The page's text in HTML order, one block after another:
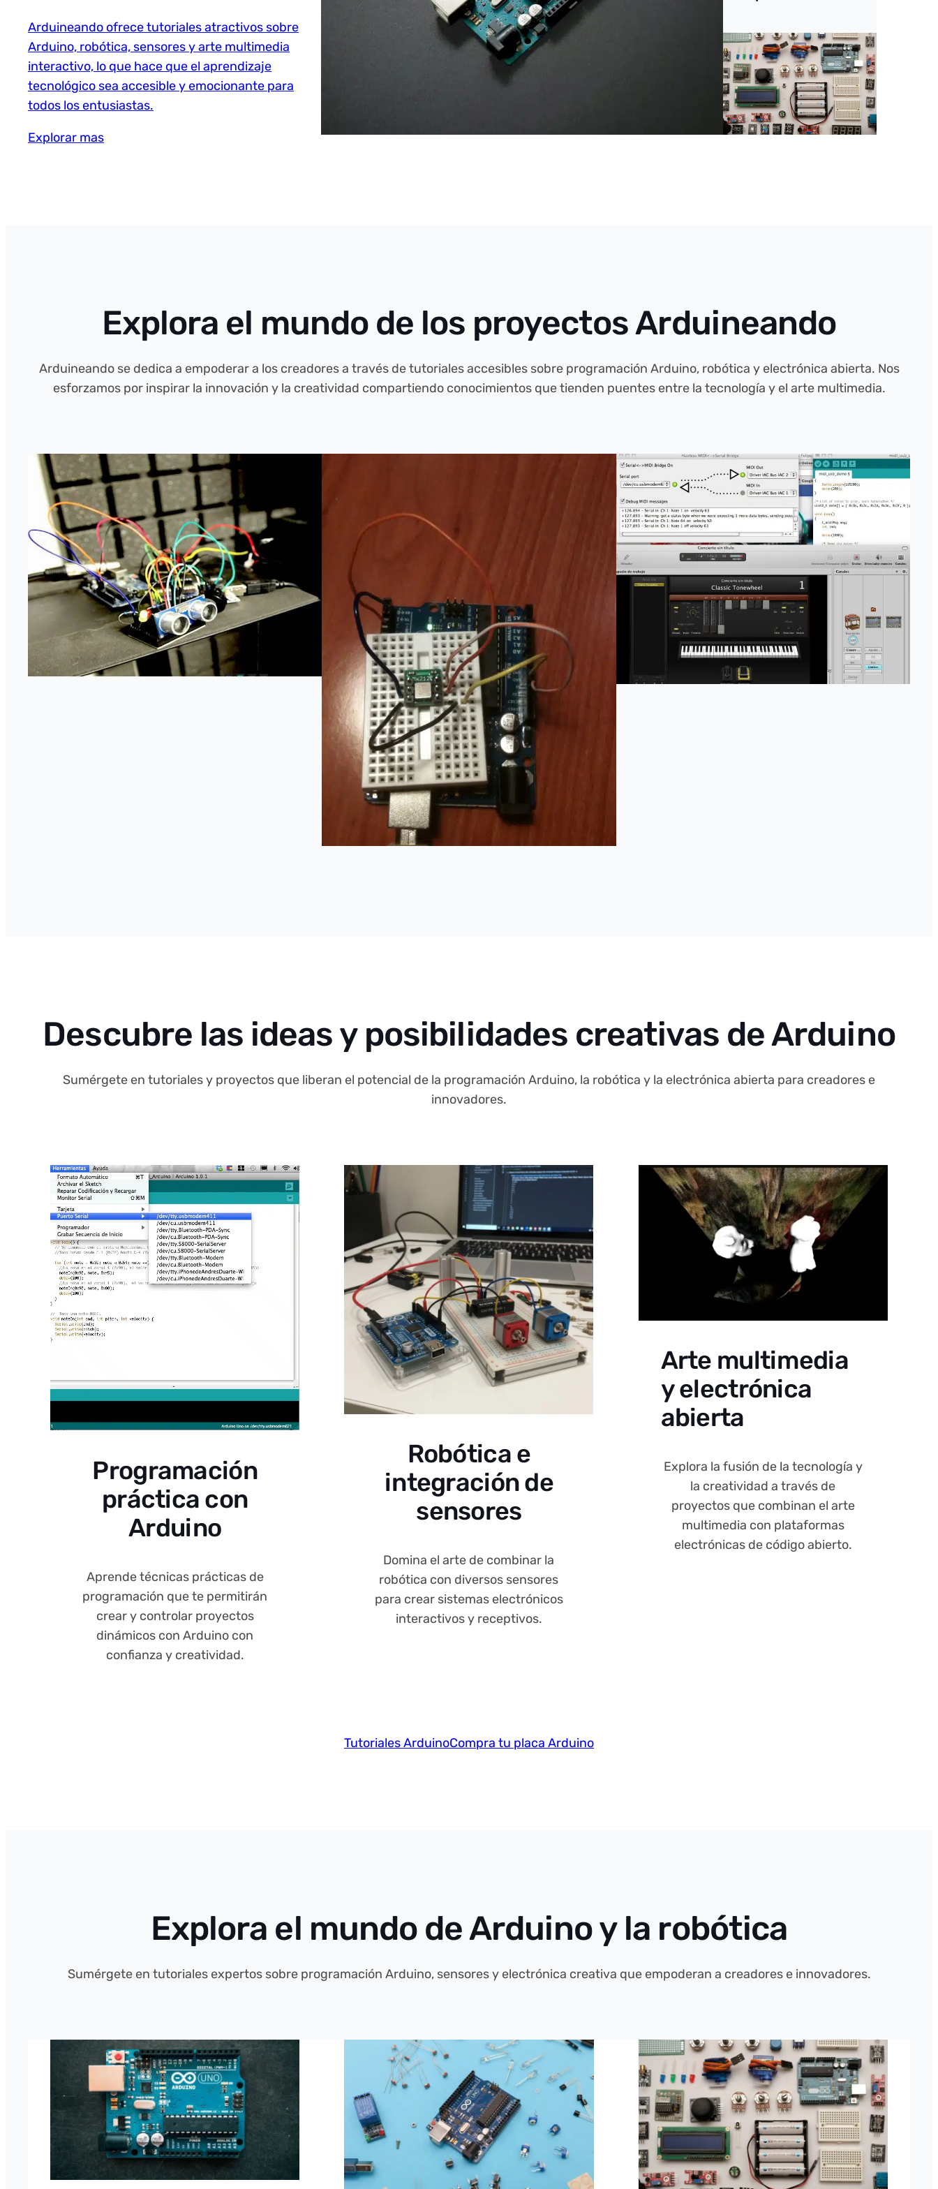
Arduineando ofrece tutoriales atractivos sobre
Arduino, robótica, sensores y arte multimedia
interactivo, lo que hace que el aprendizaje
tecnológico sea accesible y emocionante para
todos los entusiastas.
Explorar mas
Explora el mundo de los proyectos Arduineando
Arduineando se dedica a empoderar a los creadores a través de tutoriales accesibles sobre programación Arduino, robótica y electrónica abierta. Nos
esforzamos por inspirar la innovación y la creatividad compartiendo conocimientos que tienden puentes entre la tecnología y el arte multimedia.
Descubre las ideas y posibilidades creativas de Arduino
Sumérgete en tutoriales y proyectos que liberan el potencial de la programación Arduino, la robótica y la electrónica abierta para creadores e
innovadores.
Programación
práctica con
Arduino
Aprende técnicas prácticas de
programación que te permitirán
crear y controlar proyectos
dinámicos con Arduino con
confianza y creatividad.
Robótica e
integración de
sensores
Domina el arte de combinar la
robótica con diversos sensores
para crear sistemas electrónicos
interactivos y receptivos.
Arte multimedia
y electrónica
abierta
Explora la fusión de la tecnología y
la creatividad a través de
proyectos que combinan el arte
multimedia con plataformas
electrónicas de código abierto.
Tutoriales ArduinoCompra tu placa Arduino
Explora el mundo de Arduino y la robótica
Sumérgete en tutoriales expertos sobre programación Arduino, sensores y electrónica creativa que empoderan a creadores e innovadores.